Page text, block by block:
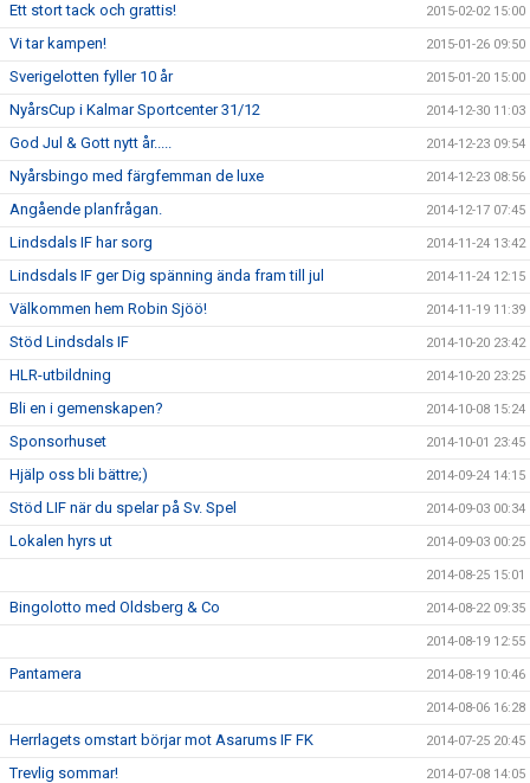
Ett stort tack och grattis! 2015-02-02 15:00
Vi tar kampen! 2015-01-26 09:50
Sverigelotten fyller 10 år 2015-01-20 15:00
NyårsCup i Kalmar Sportcenter 31/12 2014-12-30 11:03
God Jul & Gott nytt år..... 2014-12-23 09:54
Nyårsbingo med färgfemman de luxe 2014-12-23 08:56
Angående planfrågan. 2014-12-17 07:45
Lindsdals IF har sorg 2014-11-24 13:42
Lindsdals IF ger Dig spänning ända fram till jul 2014-11-24 12:15
Välkommen hem Robin Sjöö! 2014-11-19 11:39
Stöd Lindsdals IF 2014-10-20 23:42
HLR-utbildning 2014-10-20 23:25
Bli en i gemenskapen? 2014-10-08 15:24
Sponsorhuset 2014-10-01 23:45
Hjälp oss bli bättre;) 2014-09-24 14:15
Stöd LIF när du spelar på Sv. Spel 2014-09-03 00:34
Lokalen hyrs ut 2014-09-03 00:25
2014-08-25 15:01
Bingolotto med Oldsberg & Co 2014-08-22 09:35
2014-08-19 12:55
Pantamera 2014-08-19 10:46
2014-08-06 16:28
Herrlagets omstart börjar mot Asarums IF FK 2014-07-25 20:45
Trevlig sommar! 2014-07-08 14:05